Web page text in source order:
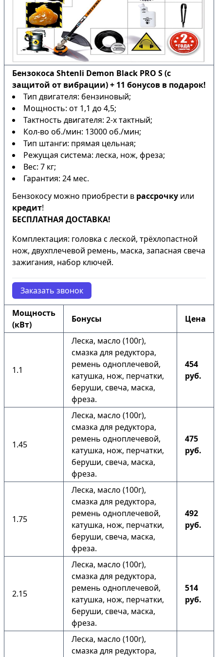
Бензокоса Shtenli Demon Black PRO S (с
защитой от вибрации) + 11 бонусов в подарок!
Тип двигателя: бензиновый;
Мощность: от 1,1 до 4,5;
Тактность двигателя: 2-х тактный;
Кол-во об./мин: 13000 об./мин;
Тип штанги: прямая цельная;
Режущая система: леска, нож, фреза;
Вес: 7 кг;
Гарантия: 24 мес.
Бензокосу можно приобрести в рассрочку или
кредит!
БЕСПЛАТНАЯ ДОСТАВКА!
Комплектация: головка с леской, трёхлопастной
нож, двухплечевой ремень, маска, запасная свеча
зажигания, набор ключей.
Заказать звонок
Мощность
(кВт)
Бонусы Цена
1.1
Леска, масло (100г),
смазка для редуктора,
ремень одноплечевой,
катушка, нож, перчатки,
беруши, свеча, маска,
фреза.
454
руб.
1.45
Леска, масло (100г),
смазка для редуктора,
ремень одноплечевой,
катушка, нож, перчатки,
беруши, свеча, маска,
фреза.
475
руб.
1.75
Леска, масло (100г),
смазка для редуктора,
ремень одноплечевой,
катушка, нож, перчатки,
беруши, свеча, маска,
фреза.
492
руб.
2.15
Леска, масло (100г),
смазка для редуктора,
ремень одноплечевой,
катушка, нож, перчатки,
беруши, свеча, маска,
фреза.
514
руб.
Леска, масло (100г),
смазка для редуктора,